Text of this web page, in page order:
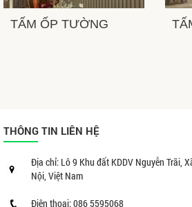
TẤM ỐP TƯỜNG
THÔNG TIN LIÊN HỆ
Địa chỉ: Lô 9 Khu đất KDDV Nguyễn Trãi,
Nội, Việt Nam
Điện thoại: 086 5595068